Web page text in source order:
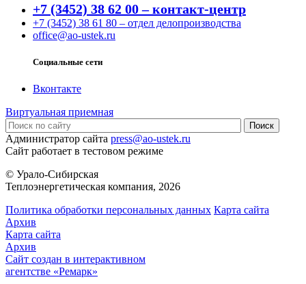
+7 (3452) 38 62 00 – контакт-центр
+7 (3452) 38 61 80 – отдел делопроизводства
office@ao-ustek.ru
Социальные сети
Вконтакте
Виртуальная приемная
Администратор сайта press@ao-ustek.ru
Сайт работает в тестовом режиме
© Урало-Сибирская
Теплоэнергетическая компания, 2026
Политика обработки персональных данных Карта сайта
Архив
Карта сайта
Архив
Сайт создан в интерактивном
агентстве «Ремарк»